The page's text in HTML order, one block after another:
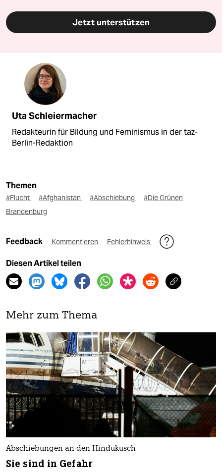
Jetzt unterstützen
Uta Schleiermacher
Redakteurin für Bildung und Feminismus in der taz-
Berlin-Redaktion
Themen
#Flucht #Afghanistan #Abschiebung
#Die Grünen
Brandenburg
Feedback Kommentieren Fehlerhinweis
Diesen Artikel teilen
Mehr zum Thema
Abschiebungen an den Hindukusch
Sie sind in Gefahr